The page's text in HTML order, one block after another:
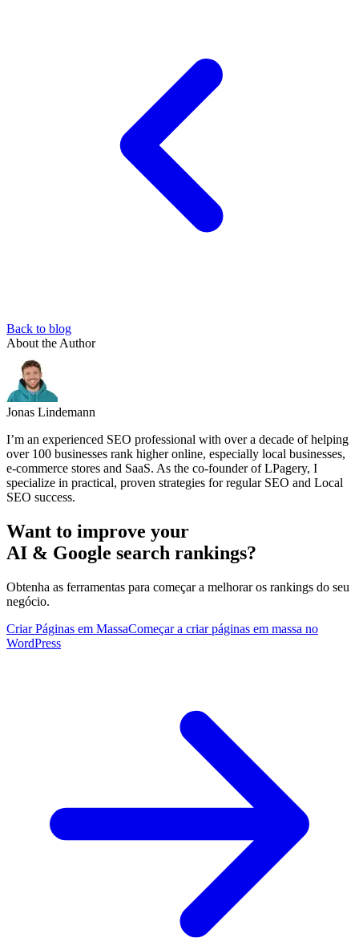
Back to blog
About the Author
Jonas Lindemann
I’m an experienced SEO professional with over a decade of helping
over 100 businesses rank higher online, especially local businesses,
e-commerce stores and SaaS. As the co-founder of LPagery, I
specialize in practical, proven strategies for regular SEO and Local
SEO success.
Want to improve your
AI & Google search rankings?
Obtenha as ferramentas para começar a melhorar os rankings do seu
negócio.
Criar Páginas em MassaComeçar a criar páginas em massa no
WordPress